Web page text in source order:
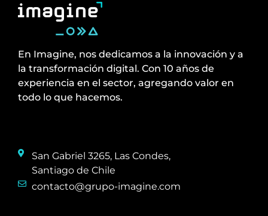
En Imagine, nos dedicamos a la innovación y a
la transformación digital. Con 10 años de
experiencia en el sector, agregando valor en
todo lo que hacemos.
San Gabriel 3265, Las Condes,
Santiago de Chile
contacto@grupo-imagine.com